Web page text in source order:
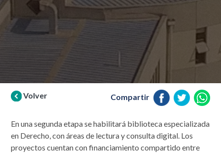
Volver Compartir
En una segunda etapa se habilitará biblioteca especializada
en Derecho, con áreas de lectura y consulta digital. Los
proyectos cuentan con financiamiento compartido entre